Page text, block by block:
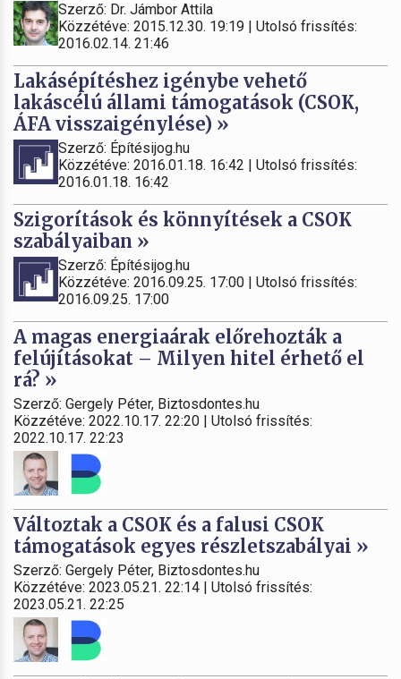
Szerző: Dr. Jámbor Attila
Közzétéve: 2015.12.30. 19:19 | Utolsó frissítés:
2016.02.14. 21:46
Lakásépítéshez igénybe vehető
lakáscélú állami támogatások (CSOK,
ÁFA visszaigénylése) »
Szerző: Építésijog.hu
Közzétéve: 2016.01.18. 16:42 | Utolsó frissítés:
2016.01.18. 16:42
Szigorítások és könnyítések a CSOK
szabályaiban »
Szerző: Építésijog.hu
Közzétéve: 2016.09.25. 17:00 | Utolsó frissítés:
2016.09.25. 17:00
A magas energiaárak előrehozták a
felújításokat – Milyen hitel érhető el
rá? »
Szerző: Gergely Péter, Biztosdontes.hu
Közzétéve: 2022.10.17. 22:20 | Utolsó frissítés:
2022.10.17. 22:23
Változtak a CSOK és a falusi CSOK
támogatások egyes részletszabályai »
Szerző: Gergely Péter, Biztosdontes.hu
Közzétéve: 2023.05.21. 22:14 | Utolsó frissítés:
2023.05.21. 22:25